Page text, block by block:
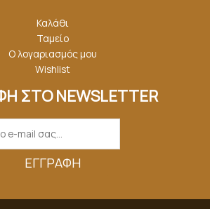
Καλάθι
Ταμείο
Ο λογαριασμός μου
Wishlist
ΣΤΟ NEWSLETTER
ΕΓΓΡΑΦΉ